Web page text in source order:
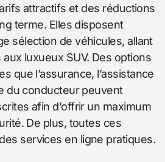
attractifs et des réductions
terme. Elles disposent
sélection de véhicules, allant
luxueux SUV. Des options
que l’assurance, l’assistance
du conducteur peuvent
afin d’offrir un maximum
De plus, toutes ces
services en ligne pratiques.